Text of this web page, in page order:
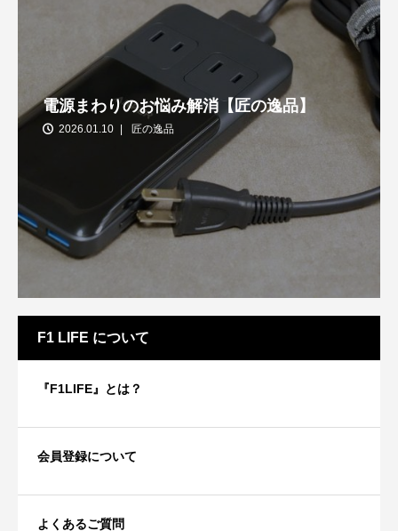
電源まわりのお悩み解消【匠の逸品】
2026.01.10 匠の逸品
F1 LIFE について
『F1LIFE』とは？
会員登録について
よくあるご質問